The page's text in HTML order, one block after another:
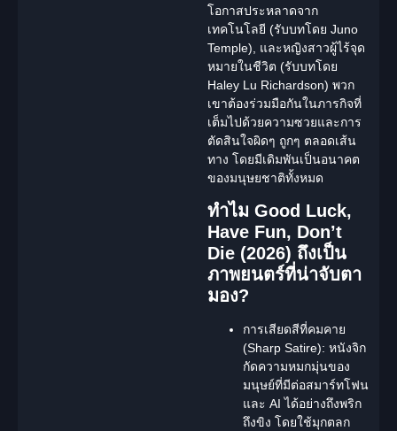
โอกาสประหลาดจาก
เทคโนโลยี (รับบทโดย Juno
Temple), และหญิงสาวผู้ไร้จุด
หมายในชีวิต (รับบทโดย
Haley Lu Richardson) พวก
เขาต้องร่วมมือกันในภารกิจที่
เต็มไปด้วยความซวยและการ
ตัดสินใจผิดๆ ถูกๆ ตลอดเส้น
ทาง โดยมีเดิมพันเป็นอนาคต
ของมนุษยชาติทั้งหมด
ทำไม Good Luck,
Have Fun, Don’t
Die (2026) ถึงเป็น
ภาพยนตร์ที่น่าจับตา
มอง?
การเสียดสีที่คมคาย
(Sharp Satire): หนังจิก
กัดความหมกมุ่นของ
มนุษย์ที่มีต่อสมาร์ทโฟน
และ AI ได้อย่างถึงพริก
ถึงขิง โดยใช้มุกตลก